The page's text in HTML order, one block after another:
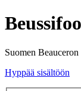
Suomen
Hyppää sisältöön